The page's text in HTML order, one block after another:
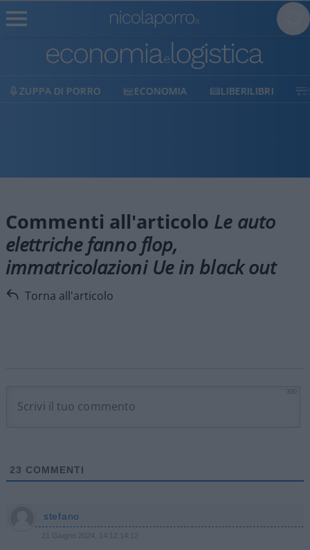
ZUPPA DI PORRO ECONOMIA LIBERILIBRI
Commenti all'articolo Le auto
elettriche fanno flop,
immatricolazioni Ue in black out
Torna all'articolo
23 COMMENTI
stefano
21 Giugno 2024, 14:12 14:12